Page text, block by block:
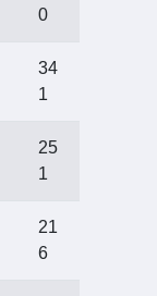
0
34
1
25
1
21
6